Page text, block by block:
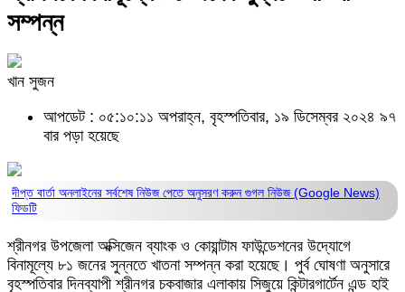
সম্পন্ন
খান সুজন
আপডেট : ০৫:১০:১১ অপরাহ্ন, বৃহস্পতিবার, ১৯ ডিসেম্বর ২০২৪ ৯৭
বার পড়া হয়েছে
দীপ্ত বার্তা অনলাইনের সর্বশেষ নিউজ পেতে অনুসরণ করুনগুগল নিউজ (Google News)
ফিডটি
শ্রীনগর উপজেলা অক্সিজেন ব্যাংক ও কোয়ান্টাম ফাউন্ডেশনের উদ্যোগে
বিনামূল্যে ৮১ জনের সুন্নতে খাতনা সম্পন্ন করা হয়েছে। পুর্ব ঘোষণা অনুসারে
বৃহস্পতিবার দিনব্যাপী শ্রীনগর চকবাজার এলাকায় সিজুয়ে কিন্টারগার্টেন এন্ড হাই